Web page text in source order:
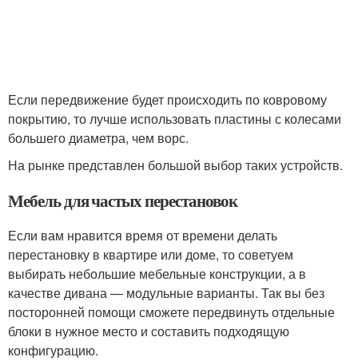
Если передвижение будет происходить по ковровому
покрытию, то лучше использовать пластины с колесами
большего диаметра, чем ворс.
На рынке представлен большой выбор таких устройств.
Мебель для частых перестановок
Если вам нравится время от времени делать
перестановку в квартире или доме, то советуем
выбирать небольшие мебельные конструкции, а в
качестве дивана — модульные варианты. Так вы без
посторонней помощи сможете передвинуть отдельные
блоки в нужное место и составить подходящую
конфигурацию.